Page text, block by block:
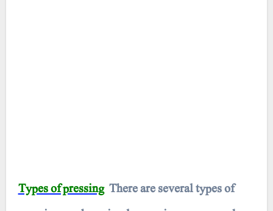
Types of pressingThere are several types of